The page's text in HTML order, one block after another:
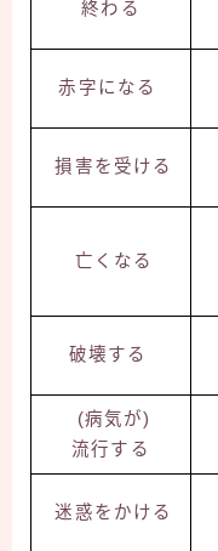
終わる
赤字になる
損害を受ける
亡くなる
破壊する
(病気が)
流行する
迷惑をかける